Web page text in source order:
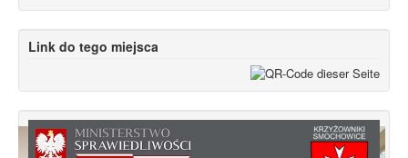
Link do tego miejsca